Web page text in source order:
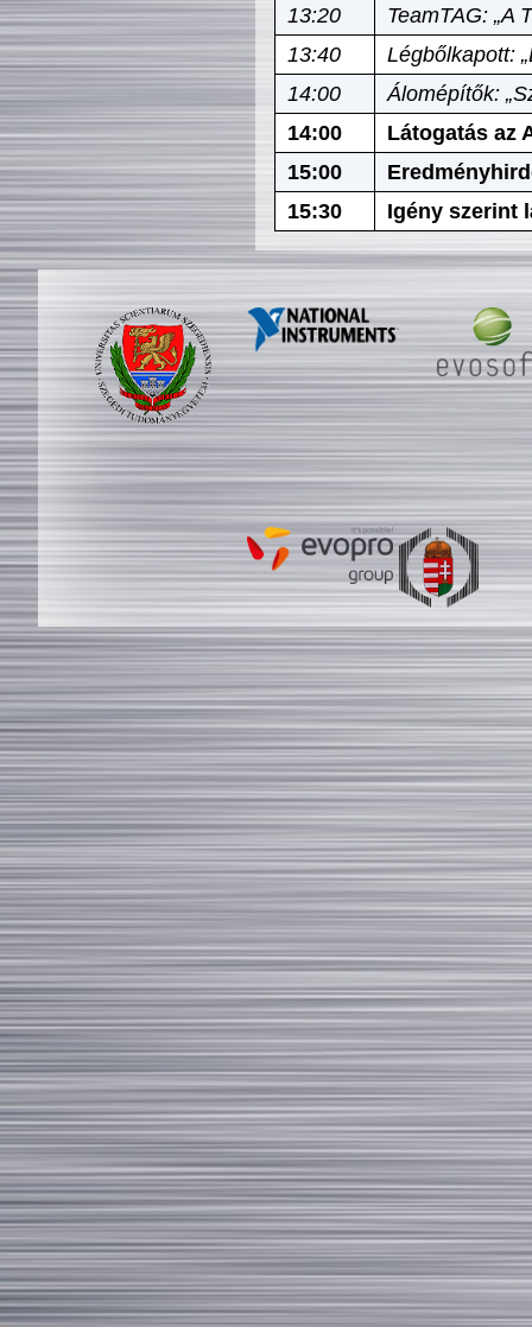
13:20
TeamTAG: „A
13:40
Légbőlkapott:
14:00
Álomépítők:
14:00
Látogatás az
15:00
15:30
Igény szerint